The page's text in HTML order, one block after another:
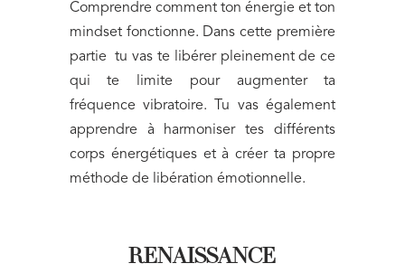
Comprendre comment ton énergie et ton
mindset fonctionne. Dans cette première
partie tu vas te libérer pleinement de ce
qui te limite pour augmenter ta
fréquence vibratoire. Tu vas également
apprendre à harmoniser tes différents
corps énergétiques et à créer ta propre
méthode de libération émotionnelle.
RENAISSANCE